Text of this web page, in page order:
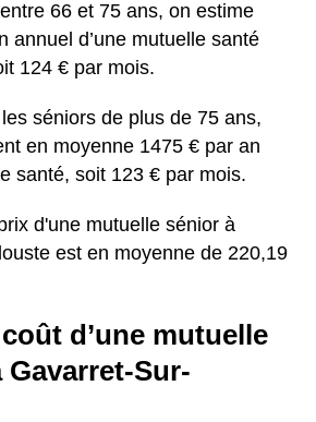
66 et 75 ans, on estime
annuel d’une mutuelle santé
124 € par mois.
séniors de plus de 75 ans,
en moyenne 1475 € par an
santé, soit 123 € par mois.
d'une mutuelle sénior à
est en moyenne de 220,19
d’une mutuelle
Gavarret-Sur-